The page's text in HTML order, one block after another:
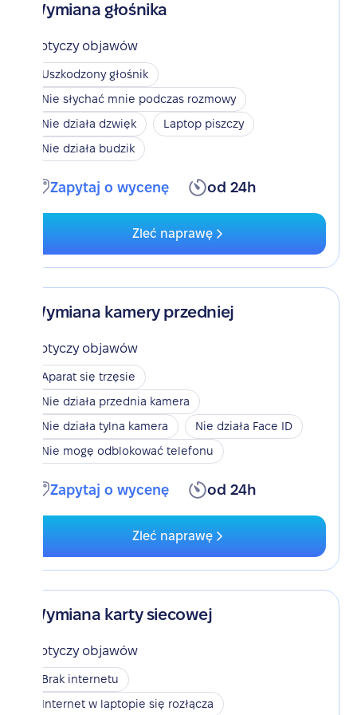
Wymiana głośnika
Dotyczy objawów
Uszkodzony głośnik
Nie słychać mnie podczas rozmowy
Nie działa dzwięk
Laptop piszczy
Nie działa budzik
Zapytaj o wycenę od 24h
Zleć naprawę
Wymiana kamery przedniej
Dotyczy objawów
Aparat się trzęsie
Nie działa przednia kamera
Nie działa tylna kamera
Nie działa Face ID
Nie mogę odblokować telefonu
Zapytaj o wycenę od 24h
Zleć naprawę
Wymiana karty siecowej
Dotyczy objawów
Brak internetu
Internet w laptopie się rozłącza